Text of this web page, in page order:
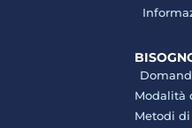
Modalità
Metodi